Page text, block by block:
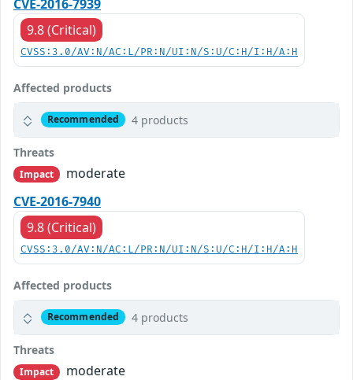
CVE-2016-7939
9.8 (Critical)
CVSS:3.0/AV:N/AC:L/PR:N/UI:N/S:U/C:H/I:H/A:H
Affected products
Recommended 4 products
Threats
Impact
moderate
CVE-2016-7940
9.8 (Critical)
CVSS:3.0/AV:N/AC:L/PR:N/UI:N/S:U/C:H/I:H/A:H
Affected products
Recommended 4 products
Threats
Impact
moderate